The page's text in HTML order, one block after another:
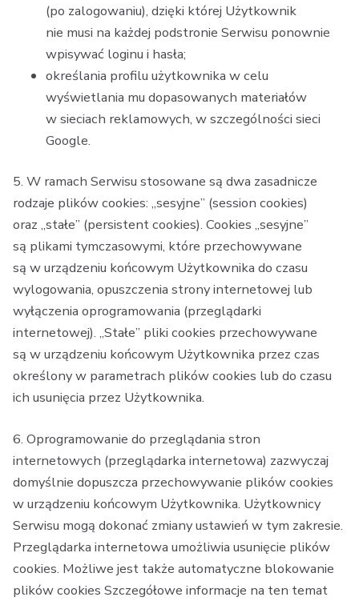
(po zalogowaniu), dzięki której Użytkownik
nie musi na każdej podstronie Serwisu ponownie
wpisywać loginu i hasła;
określania profilu użytkownika w celu
wyświetlania mu dopasowanych materiałów
w sieciach reklamowych, w szczególności sieci
Google.
5. W ramach Serwisu stosowane są dwa zasadnicze
rodzaje plików cookies: „sesyjne” (session cookies)
oraz „stałe” (persistent cookies). Cookies „sesyjne”
są plikami tymczasowymi, które przechowywane
są w urządzeniu końcowym Użytkownika do czasu
wylogowania, opuszczenia strony internetowej lub
wyłączenia oprogramowania (przeglądarki
internetowej). „Stałe” pliki cookies przechowywane
są w urządzeniu końcowym Użytkownika przez czas
określony w parametrach plików cookies lub do czasu
ich usunięcia przez Użytkownika.
6. Oprogramowanie do przeglądania stron
internetowych (przeglądarka internetowa) zazwyczaj
domyślnie dopuszcza przechowywanie plików cookies
w urządzeniu końcowym Użytkownika. Użytkownicy
Serwisu mogą dokonać zmiany ustawień w tym zakresie.
Przeglądarka internetowa umożliwia usunięcie plików
cookies. Możliwe jest także automatyczne blokowanie
plików cookies Szczegółowe informacje na ten temat